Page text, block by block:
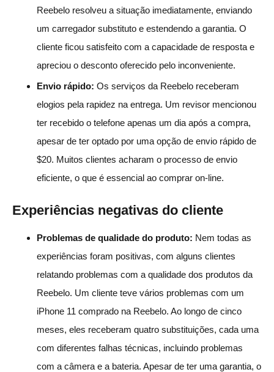
Reebelo resolveu a situação imediatamente, enviando
um carregador substituto e estendendo a garantia. O
cliente ficou satisfeito com a capacidade de resposta e
apreciou o desconto oferecido pelo inconveniente.
Envio rápido: Os serviços da Reebelo receberam
elogios pela rapidez na entrega. Um revisor mencionou
ter recebido o telefone apenas um dia após a compra,
apesar de ter optado por uma opção de envio rápido de
$20. Muitos clientes acharam o processo de envio
eficiente, o que é essencial ao comprar on-line.
Experiências negativas do cliente
Problemas de qualidade do produto: Nem todas as
experiências foram positivas, com alguns clientes
relatando problemas com a qualidade dos produtos da
Reebelo. Um cliente teve vários problemas com um
iPhone 11 comprado na Reebelo. Ao longo de cinco
meses, eles receberam quatro substituições, cada uma
com diferentes falhas técnicas, incluindo problemas
com a câmera e a bateria. Apesar de ter uma garantia, o